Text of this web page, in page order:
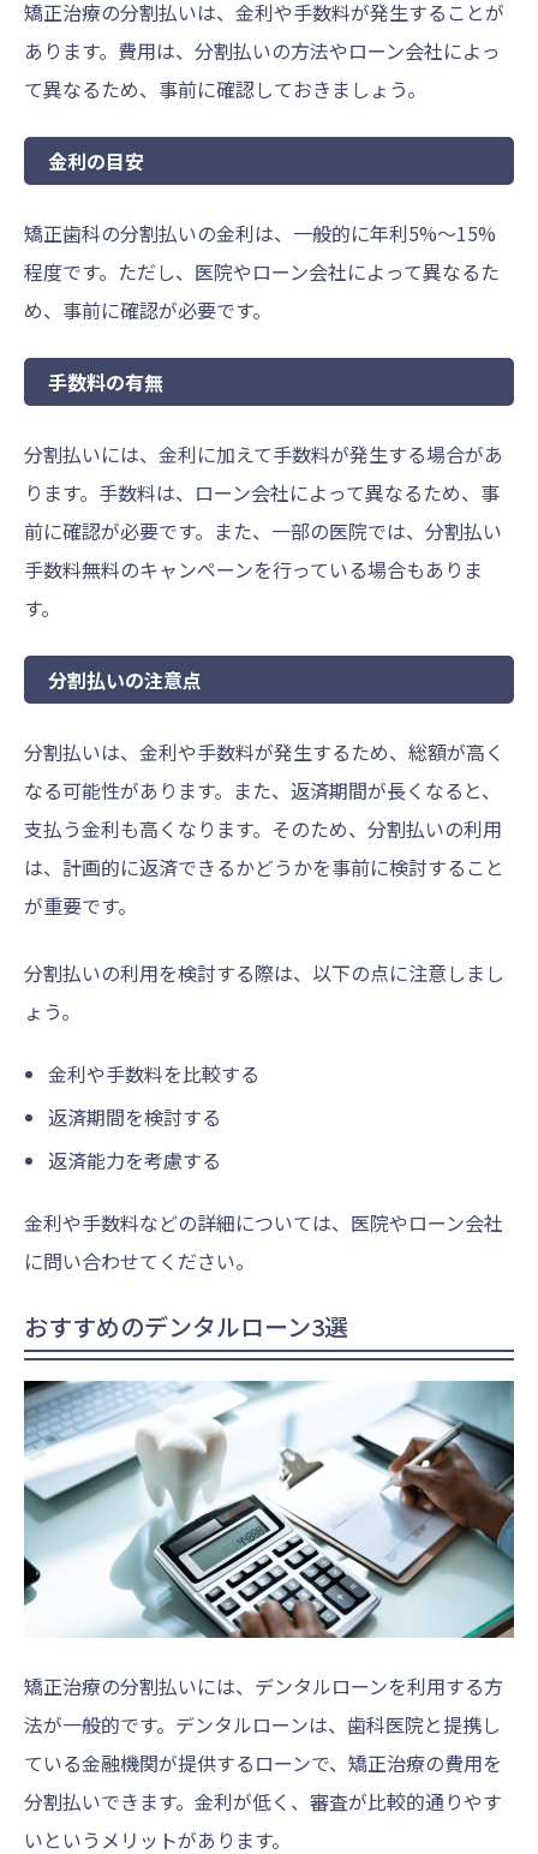
矯正治療の分割払いは、金利や手数料が発生することが
あります。費用は、分割払いの方法やローン会社によっ
て異なるため、事前に確認しておきましょう。
金利の目安
矯正歯科の分割払いの金利は、一般的に年利5%～15%
程度です。ただし、医院やローン会社によって異なるた
め、事前に確認が必要です。
手数料の有無
分割払いには、金利に加えて手数料が発生する場合があ
ります。手数料は、ローン会社によって異なるため、事
前に確認が必要です。また、一部の医院では、分割払い
手数料無料のキャンペーンを行っている場合もありま
す。
分割払いの注意点
分割払いは、金利や手数料が発生するため、総額が高く
なる可能性があります。また、返済期間が長くなると、
支払う金利も高くなります。そのため、分割払いの利用
は、計画的に返済できるかどうかを事前に検討すること
が重要です。
分割払いの利用を検討する際は、以下の点に注意しまし
ょう。
金利や手数料を比較する
返済期間を検討する
返済能力を考慮する
金利や手数料などの詳細については、医院やローン会社
に問い合わせてください。
おすすめのデンタルローン3選
矯正治療の分割払いには、デンタルローンを利用する方
法が一般的です。デンタルローンは、歯科医院と提携し
ている金融機関が提供するローンで、矯正治療の費用を
分割払いできます。金利が低く、審査が比較的通りやす
いというメリットがあります。